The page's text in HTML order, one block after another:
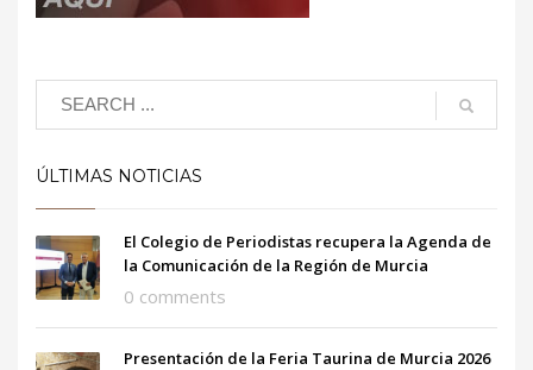
ÚLTIMAS NOTICIAS
El Colegio de Periodistas recupera la Agenda de
la Comunicación de la Región de Murcia
0 comments
Presentación de la Feria Taurina de Murcia 2026